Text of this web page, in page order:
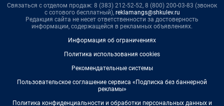
Связаться с отделом продаж: 8 (383) 212-52-52, 8 (800) 200-03-83 (звонок
с сотового бесплатный), reklamangs@shkulev.ru
Редакция сайта не несет ответственности за достоверность
информации, содержащейся в рекламных объявлениях.
Информация об ограничениях
Политика использования cookies
Рекомендательные системы
Пользовательское соглашение сервиса «Подписка без баннерной
рекламы»
Политика конфиденциальности и обработки персональных данных и